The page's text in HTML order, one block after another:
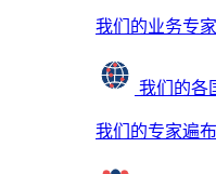
我们的业务专
我们的各
我们的专家遍